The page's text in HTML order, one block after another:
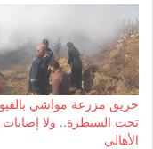
حريق مزرعة مواشي
تحت السيطرة.. ولا إصابات
الأهالي